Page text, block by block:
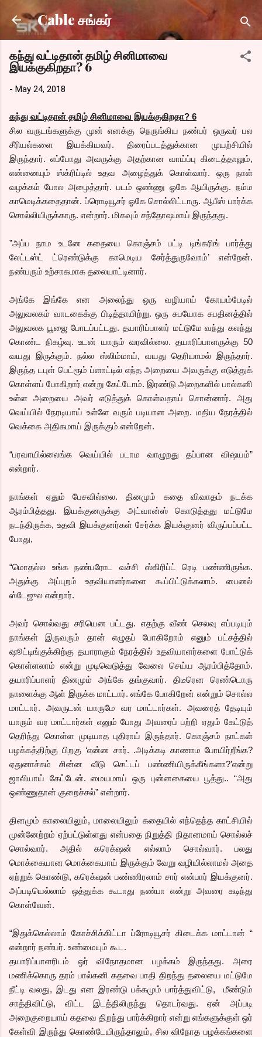
Skip to main content
Cable சங்கர்
கந்து வட்டிதான் தமிழ் சினிமாவை
இயக்குகிறதா? 6
- May 24, 2018
கந்து வட்டிதான் தமிழ் சினிமாவை இயக்குகிறதா? 6
சில வருடங்களுக்கு முன் எனக்கு நெருங்கிய நண்பர் ஒருவர் பல
சீரியல்களை இயக்கியவர். திரைப்படத்துக்கான முயற்சியில்
இருந்தார். எப்போது அவருக்கு அதற்கான வாய்ப்பு கிடைத்தாலும்,
என்னையும் ஸ்க்ரிப்டில் உதவ அழைத்துக் கொள்வார். ஒரு நாள்
வழக்கம் போல அழைத்தார். படம் ஒண்ணு ஓகே ஆயிருக்கு. நம்ம
காமெடிக்கதைதான். ப்ரொடியூசர் ஓகே சொல்லிட்டாரு. ஆபீஸ் பார்க்க
சொல்லியிருக்காரு. என்றார். மிகவும் சந்தோஷமாய் இருந்தது.
”அப்ப நாம உடனே கதையை கொஞ்சம் பட்டி டிங்கரிங் பார்த்து
லேட்டஸ்ட் ட்ரெண்டுக்கு காமெடிய சேர்த்துருவோம்’ என்றேன்.
நண்பரும் உற்சாகமாக தலையாட்டினார்.
அங்கே இங்கே என அலைந்து ஒரு வழியாய் கோயம்பேடில்
அலுவலகம் வாடகைக்கு பிடித்தாயிற்று. ஒரு சுபயோக சுபதினத்தில்
அலுவலக பூஜை போடப்பட்டது. தயாரிப்பாளர் மட்டுமே வந்து கலந்து
கொண்ட நிகழ்வு. உடன் யாரும் வரவில்லை. தயாரிப்பாளருக்கு 50
வயது இருக்கும். நல்ல ஸ்லிம்மாய், வயது தெரியாமல் இருந்தார்.
இருந்த டபுள் பெட்ரூம் ப்ளாட்டில் எந்த அறையை அவருக்கு எடுத்துக்
கொள்ளப் போகிறார் என்று கேட்டோம். இரண்டு அறைகளில் பால்கனி
உள்ள அறையை அவர் எடுத்துக் கொள்வதாய் சொன்னார். அது
வெய்யில் நேரடியாய் உள்ளே வரும் படியான அறை. மதிய நேரத்தில்
வெக்கை அதிகமாய் இருக்கும் என்றேன்.
“பரவாயில்லைங்க வெய்யில் படாம வாழுறது தப்பான விஷயம்”
என்றார்.
நாங்கள் ஏதும் பேசவில்லை. தினமும் கதை விவாதம் நடக்க
ஆரம்பித்தது. இயக்குனருக்கு அட்வான்ஸ் கொடுத்தது மட்டுமே
நடந்திருக்க, உதவி இயக்குனர்கள் சேர்க்க இயக்குனர் விருப்பப்பட்ட
போது,
“மொதல்ல உங்க நண்பரோட வச்சி ஸ்கிரிப்ட் ரெடி பண்ணிருங்க.
அதுக்கு அப்புறம் உதவியாளர்களை கூப்பிட்டுக்கலாம். பைனல்
ஸ்டேஜுல என்றார்.
அவர் சொல்வது சரியென பட்டது. எதற்கு வீண் செலவு எப்படியும்
நாங்கள் இருவரும் தான் எழுதப் போகிறோம் எனும் பட்சத்தில்
ஷூட்டிங்குக்கிற்கு தயாராகும் நேரத்தில் உதவியாளர்களை போட்டுக்
கொள்ளலாம் என்று முடிவெடுத்து வேலை செய்ய ஆரம்பித்தோம்.
தயாரிப்பாளர் தினமும் அங்கே தங்குவார். திடீரென ரெண்டொரு
நாளைக்கு ஆள் இருக்க மாட்டார். எங்கே போகிறேன் என்றும் சொல்ல
மாட்டார். அவருடன் யாருமே வர மாட்டார்கள். அவரைத் தேடியும்
யாரும் வர மாட்டார்கள் எனும் போது அவரைப் பற்றி ஏதும் கேட்டுத்
தெரிந்து கொள்ள முடியாத புதிராய் இருந்தார். கொஞ்சம் நாட்கள்
பழக்கத்திற்கு பிறகு ‘என்ன சார். .அடிக்கடி காணாம போயிர்றீங்க?
ஏதுனாச்சும் சின்ன வீடு செட்டப் பண்ணியிருக்கீங்களா?’என்று
ஜாலியாய் கேட்டேன். மையமாய் ஒரு புன்னகையை பூத்து.. “அது
ஒண்ணுதான் குறைச்சல்” என்றார்.
தினமும் காலையிலும், மாலையிலும் கதையில் எந்தெந்த காட்சியில்
முன்னேற்றம் ஏற்பட்டுள்ளது என்பதை நிறுத்தி நிதானமாய் சொல்லச்
சொல்வார். அதில் கரெக்‌ஷன் எல்லாம் சொல்வார். பலது
மொக்கையான மொக்கையாய் இருக்கும் வேறு வழியில்லாமல் அதை
ஏற்றுக் கொண்டு, கரெக்‌ஷன் பண்ணிரலாம் சார் என்பார் இயக்குனர்.
அப்படியெல்லாம் ஒத்துக்க கூடாது நண்பா என்று அவரை கடிந்து
கொள்வேன்.
“இதுக்கெல்லாம் கோச்சிக்கிட்டா ப்ரோடியூசர் கிடைக்க மாட்டான் “
என்றார் நண்பர். உண்மையும் கூட.
தயாரிப்பாளரிடம் ஒர் விநோதமான பழக்கம் இருந்தது. அரை
மணிக்கொரு தரம் பால்கனி கதவை பாதி திறந்து தலையை மட்டுமே
நீட்டி வலது, இடது என இரண்டு பக்கமும் பார்த்துவிட்டு, மீண்டும்
சாத்திவிட்டு, விட்ட இடத்திலிருந்து தொடர்வது. ஏன் அப்படி
அறைகுறையாய் கதவை திறந்து பார்க்கிறார் என்று எங்களுக்குள் ஒர்
கேள்வி இருந்து கொண்டேயிருந்தாலும், சில விநோத பழக்கங்களை